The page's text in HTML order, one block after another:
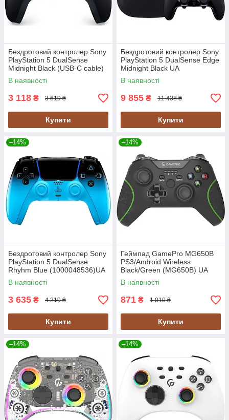
Бездротовий контролер Sony
PlayStation 5 DualSense
Midnight Black (USB-C cable)
(9827696) UA
В наявності
3 118 ₴ 3 619 ₴
Купити
Бездротовий контролер Sony
PlayStation 5 DualSense Edge
Midnight Black UA
(1000045048)
В наявності
9 855 ₴ 11 438 ₴
Купити
–14%
Бездротовий контролер Sony
PlayStation 5 DualSense
Rhyhm Blue (1000048536)UA
В наявності
3 635 ₴ 4 219 ₴
Купити
–14%
Геймпад GamePro MG650B
PS3/Android Wireless
Black/Green (MG650B) UA
В наявності
871 ₴ 1 010 ₴
Купити
–14% –14%